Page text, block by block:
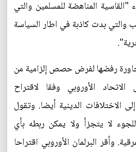
"القاسية المناهضة للمسلمين والتي
والتي بدت كاذبة في اطار السياسة
رفضها لفرض حصص إلزامية من
الأوروبي وفقا لاقتراح
الاختلافات الدينية أيضا. وتقول
لا يتجزأ ولا يمكن ربطه بأي
وأقر البرلمان الأوروبي اقتراحا